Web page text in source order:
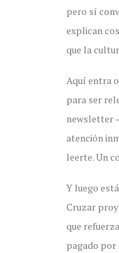
pero sí
explican
que la
Aquí entra
para ser
newsletter
atención
leerte. Un
Y luego
Cruzar
que
pagado por